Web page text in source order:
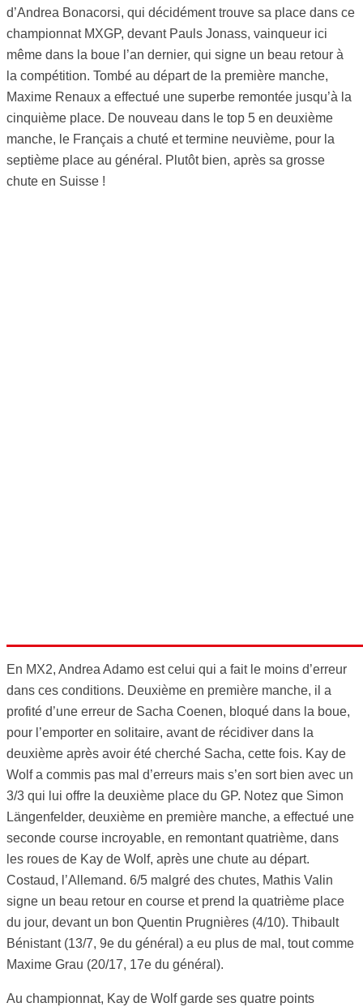
d’Andrea Bonacorsi, qui décidément trouve sa place dans ce
championnat MXGP, devant Pauls Jonass, vainqueur ici
même dans la boue l’an dernier, qui signe un beau retour à
la compétition. Tombé au départ de la première manche,
Maxime Renaux a effectué une superbe remontée jusqu’à la
cinquième place. De nouveau dans le top 5 en deuxième
manche, le Français a chuté et termine neuvième, pour la
septième place au général. Plutôt bien, après sa grosse
chute en Suisse !
En MX2, Andrea Adamo est celui qui a fait le moins d’erreur
dans ces conditions. Deuxième en première manche, il a
profité d’une erreur de Sacha Coenen, bloqué dans la boue,
pour l’emporter en solitaire, avant de récidiver dans la
deuxième après avoir été cherché Sacha, cette fois. Kay de
Wolf a commis pas mal d’erreurs mais s’en sort bien avec un
3/3 qui lui offre la deuxième place du GP. Notez que Simon
Längenfelder, deuxième en première manche, a effectué une
seconde course incroyable, en remontant quatrième, dans
les roues de Kay de Wolf, après une chute au départ.
Costaud, l’Allemand. 6/5 malgré des chutes, Mathis Valin
signe un beau retour en course et prend la quatrième place
du jour, devant un bon Quentin Prugnières (4/10). Thibault
Bénistant (13/7, 9e du général) a eu plus de mal, tout comme
Maxime Grau (20/17, 17e du général).
Au championnat, Kay de Wolf garde ses quatre points